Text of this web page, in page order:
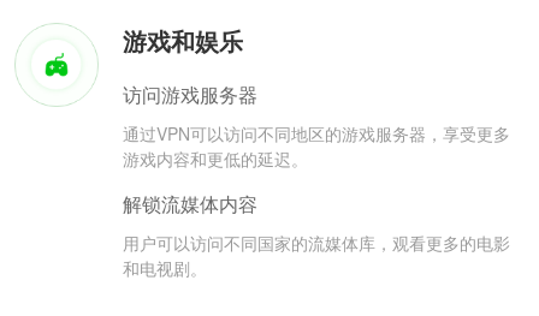
游戏和娱乐
访问游戏服务器
通过VPN可以访问不同地区的游戏服务器，享受更多
游戏内容和更低的延迟。
解锁流媒体内容
用户可以访问不同国家的流媒体库，观看更多的电影
和电视剧。